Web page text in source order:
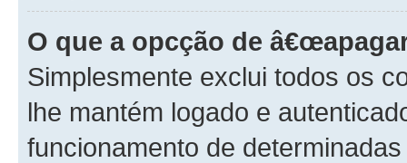
O que a opcção de
Simplesmente exclui todos os
lhe mantém logado e
funcionamento de